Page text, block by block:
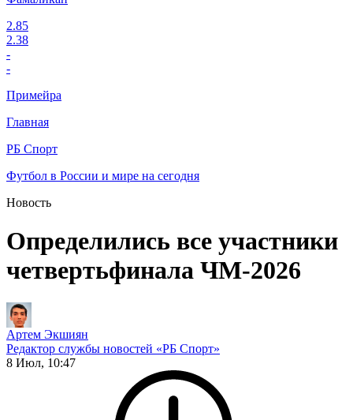
2.85
2.38
-
-
Примейра
Главная
РБ Спорт
Футбол в России и мире на сегодня
Новость
Определились все участники
четвертьфинала ЧМ-2026
Артем Экшиян
Редактор службы новостей «РБ Спорт»
8 Июл, 10:47